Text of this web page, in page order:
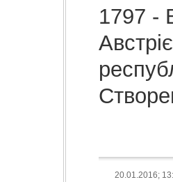
1797 -
20.01.2016;